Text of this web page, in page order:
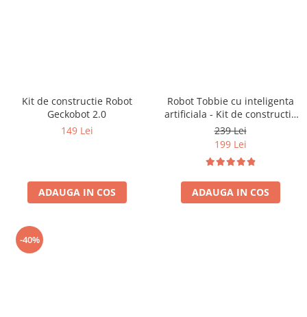
Kit de constructie Robot
Geckobot 2.0
149 Lei
ADAUGA IN COS
Robot Tobbie cu inteligenta
artificiala - Kit de constructie
(RO)
239 Lei
199 Lei
ADAUGA IN COS
-40%